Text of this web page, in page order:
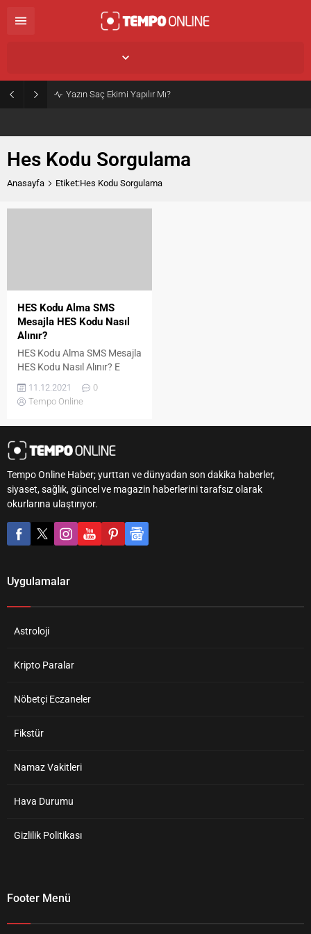
Yazın Saç Ekimi Yapılır Mı?
Hes Kodu Sorgulama
Anasayfa Etiket:Hes Kodu Sorgulama
HES Kodu Alma SMS
Mesajla HES Kodu Nasıl
Alınır?
HES Kodu Alma SMS Mesajla
HES Kodu Nasıl Alınır? E
Nasıl Yapılır? HES kodu alma
SMS ile nasıl yapılır?
hayatımızda olan HES
kodunun ne olduğuna
değinelim. Öncelikle HES
(Hayat Eve Sığar) Kodu,
Kontrollü Sosyal Hayat
kapsamında, ulaşım ya da...
11.12.2021
0
Tempo Online
Tempo Online Haber; yurttan ve dünyadan son dakika haberler,
siyaset, sağlık, güncel ve magazin haberlerini tarafsız olarak
okurlarına ulaştırıyor.
Uygulamalar
Astroloji
Kripto Paralar
Nöbetçi Eczaneler
Fikstür
Namaz Vakitleri
Hava Durumu
Gizlilik Politikası
Footer Menü